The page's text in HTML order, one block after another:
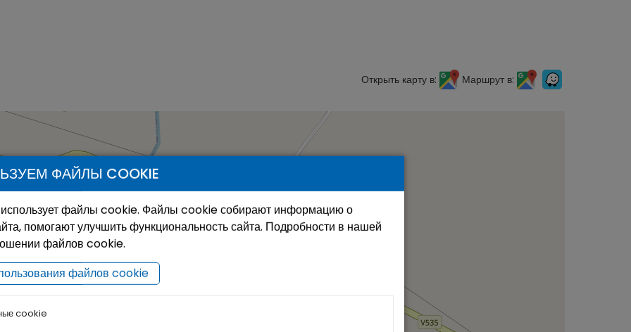
Открыть карту в: Маршрут в:
ФАЙЛЫ COOKIE
использует файлы cookie. Файлы cookie собирают информацию о
помогают улучшить функциональность сайта. Подробности в нашей
файлов cookie.
файлов cookie
cookie